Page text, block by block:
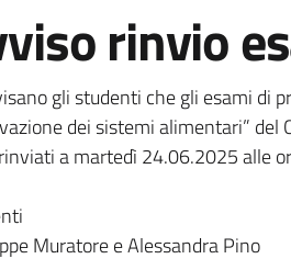
rinvio
gli studenti che gli esami di
dei sistemi alimentari”
a martedì 24.06.2025 alle
Muratore e Alessandra Pino